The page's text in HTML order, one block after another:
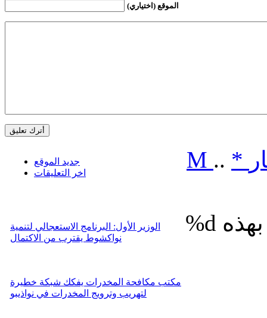
الموقع (اختياري)
جديد الموقع
اخر التعليقات
الوزير الأول: البرنامج الاستعجالي لتنمية
نواكشوط يقترب من الاكتمال
مكتب مكافحة المخدرات يفكك شبكة خطيرة
لتهريب وترويج المخدرات في نواذيبو
M .. *
%d